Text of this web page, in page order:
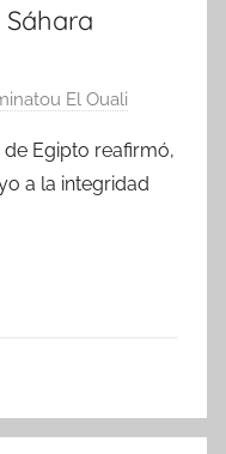
El Ouali
de Egipto reafirmó,
a la integridad